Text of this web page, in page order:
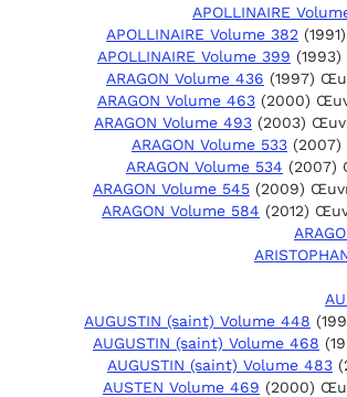
APOLLINAIRE
APOLLINAIRE Volume 382
APOLLINAIRE Volume 399
ARAGON Volume 436 (1997)
ARAGON Volume 463 (2000)
ARAGON Volume 493 (2003)
ARAGON Volume 533
ARAGON Volume 534 (2007)
ARAGON Volume 545 (2009)
ARAGON Volume 584 (2012)
AUGUSTIN (saint) Volume 448
AUGUSTIN (saint) Volume 468
AUGUSTIN (saint) Volume 483
AUSTEN Volume 469 (2000)